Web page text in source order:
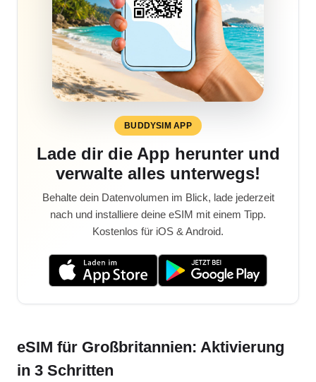
BUDDYSIM APP
Lade dir die App herunter und
verwalte alles unterwegs!
Behalte dein Datenvolumen im Blick, lade jederzeit
nach und installiere deine eSIM mit einem Tipp.
Kostenlos für iOS & Android.
eSIM für Großbritannien: Aktivierung
in 3 Schritten